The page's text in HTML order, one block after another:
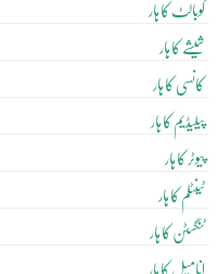
کوبالٹ کا ہار
شیشے کا ہار
کانسی کا ہار
پیلیڈیم کا ہار
پیوٹر کا ہار
ٹینٹلم کا ہار
ٹنگسٹن کا ہار